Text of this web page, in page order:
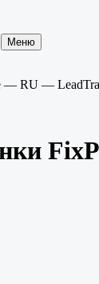
Меню
— RU —